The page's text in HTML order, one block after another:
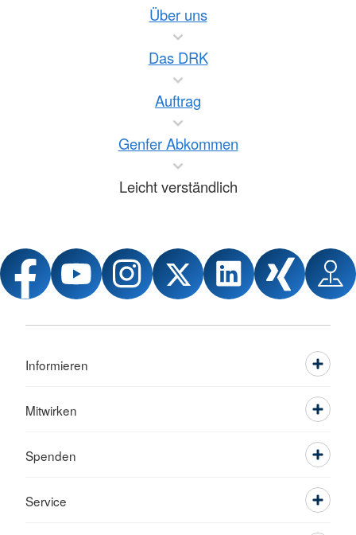
Über uns
Das DRK
Auftrag
Genfer Abkommen
Leicht verständlich
Informieren
Mitwirken
Spenden
Service